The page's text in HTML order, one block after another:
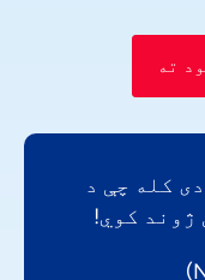
ته
کله چې د
ژوند کوي!